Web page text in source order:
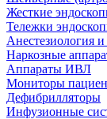
Жесткие
Тележки
Анестезиология
Наркозные
Аппараты ИВЛ
Мониторы
Дефибрилляторы
Инфузионные